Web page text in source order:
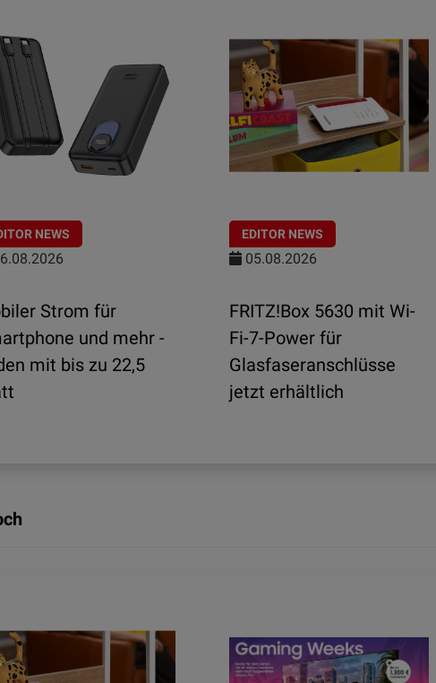
NEWS
Strom für
und mehr -
mit bis zu 22,5
EDITOR NEWS
05.08.2026
FRITZ!Box 5630 mit Wi-
Fi-7-Power für
Glasfaseranschlüsse
jetzt erhältlich